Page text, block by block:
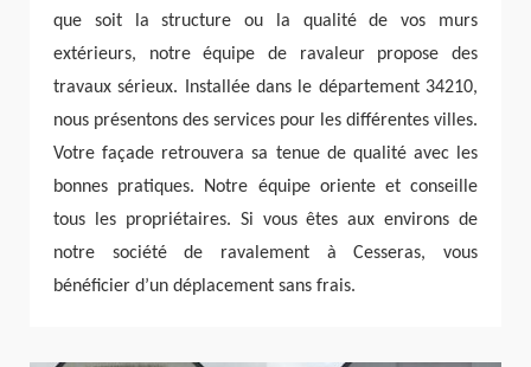
que soit la structure ou la qualité de vos murs
extérieurs, notre équipe de ravaleur propose des
travaux sérieux. Installée dans le département 34210,
nous présentons des services pour les différentes villes.
Votre façade retrouvera sa tenue de qualité avec les
bonnes pratiques. Notre équipe oriente et conseille
tous les propriétaires. Si vous êtes aux environs de
notre société de ravalement à Cesseras, vous
bénéficier d’un déplacement sans frais.